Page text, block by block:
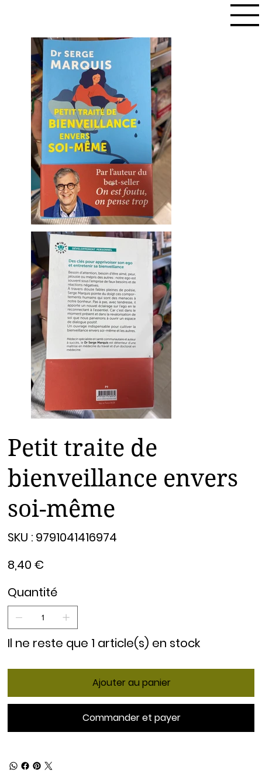
Petit traite de
bienveillance envers
soi-même
SKU : 9791041416974
9791041416974
8,40 €
Quantité
Il ne reste que 1 article(s) en stock
Ajouter au panier
Commander et payer